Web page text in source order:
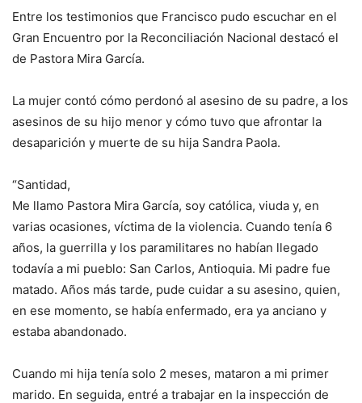
Entre los testimonios que Francisco pudo escuchar en el
Gran Encuentro por la Reconciliación Nacional destacó el
de Pastora Mira García.
La mujer contó cómo perdonó al asesino de su padre, a los
asesinos de su hijo menor y cómo tuvo que afrontar la
desaparición y muerte de su hija Sandra Paola.
“Santidad,
Me llamo Pastora Mira García, soy católica, viuda y, en
varias ocasiones, víctima de la violencia. Cuando tenía 6
años, la guerrilla y los paramilitares no habían llegado
todavía a mi pueblo: San Carlos, Antioquia. Mi padre fue
matado. Años más tarde, pude cuidar a su asesino, quien,
en ese momento, se había enfermado, era ya anciano y
estaba abandonado.
Cuando mi hija tenía solo 2 meses, mataron a mi primer
marido. En seguida, entré a trabajar en la inspección de